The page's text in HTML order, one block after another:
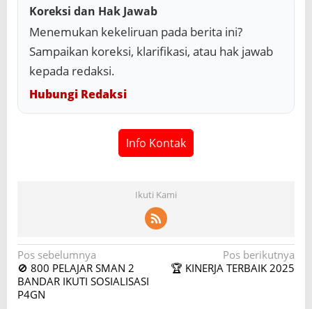
Koreksi dan Hak Jawab
Menemukan kekeliruan pada berita ini?
Sampaikan koreksi, klarifikasi, atau hak jawab
kepada redaksi.
Hubungi Redaksi
Info Kontak
Ikuti Kami
N
a
v
Pos sebelumnya
🚫 800 PELAJAR SMAN 2
BANDAR IKUTI SOSIALISASI
P4GN
Pos berikutnya
🏆 KINERJA TERBAIK 2025